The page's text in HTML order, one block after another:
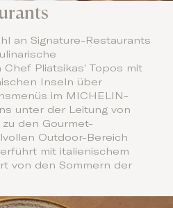
an Signature-Restaurants
Pliatsikas’ Topos mit
Inseln über
im MICHELIN-
unter der Leitung von
den Gourmet-
Outdoor-Bereich
mit italienischem
von den Sommern der